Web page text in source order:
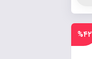
%۴۲